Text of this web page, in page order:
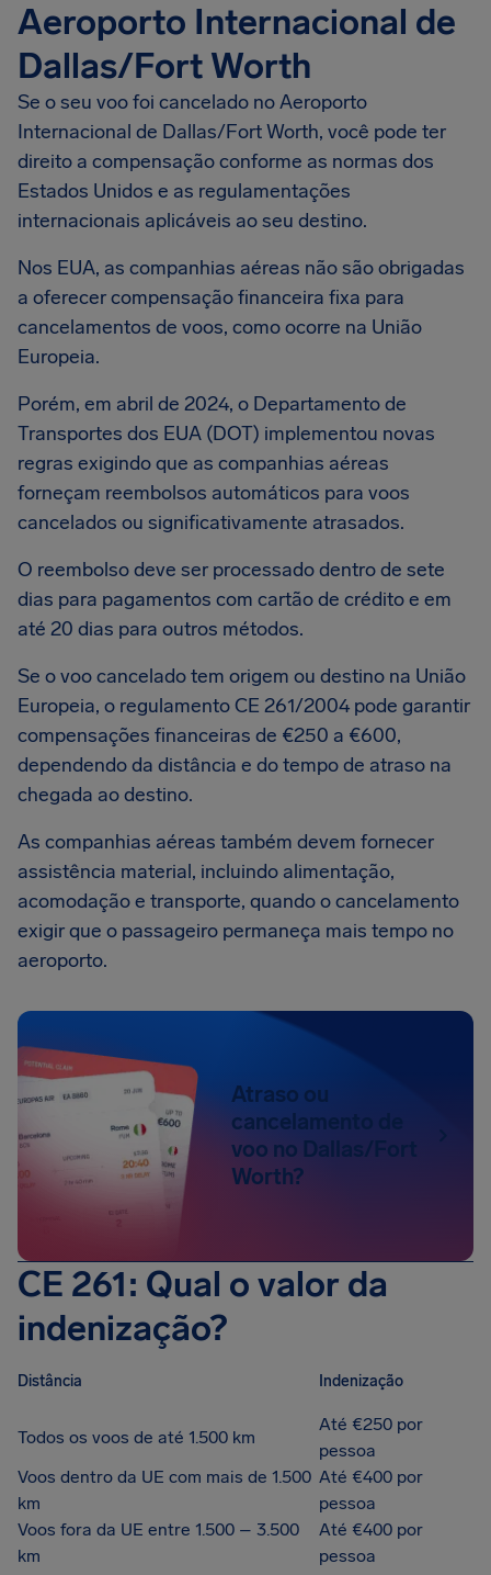
Aeroporto Internacional de
Dallas/Fort Worth
Se o seu voo foi cancelado no Aeroporto
Internacional de Dallas/Fort Worth, você pode ter
direito a compensação conforme as normas dos
Estados Unidos e as regulamentações
internacionais aplicáveis ao seu destino.
Nos EUA, as companhias aéreas não são obrigadas
a oferecer compensação financeira fixa para
cancelamentos de voos, como ocorre na União
Europeia.
Porém, em abril de 2024, o Departamento de
Transportes dos EUA (DOT) implementou novas
regras exigindo que as companhias aéreas
forneçam reembolsos automáticos para voos
cancelados ou significativamente atrasados.
O reembolso deve ser processado dentro de sete
dias para pagamentos com cartão de crédito e em
até 20 dias para outros métodos.
Se o voo cancelado tem origem ou destino na União
Europeia, o regulamento CE 261/2004 pode garantir
compensações financeiras de €250 a €600,
dependendo da distância e do tempo de atraso na
chegada ao destino.
As companhias aéreas também devem fornecer
assistência material, incluindo alimentação,
acomodação e transporte, quando o cancelamento
exigir que o passageiro permaneça mais tempo no
aeroporto.
Atraso ou
cancelamento de
voo no Dallas/Fort
Worth?
CE 261: Qual o valor da
indenização?
Distância Indenização
Todos os voos de até 1.500 km
Até €250 por
pessoa
Voos dentro da UE com mais de 1.500
km
Até €400 por
pessoa
Voos fora da UE entre 1.500 – 3.500
km
Até €400 por
pessoa